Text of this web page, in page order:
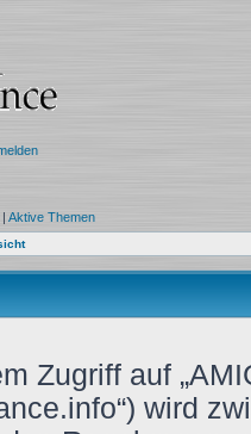
| Aktive Themen
Zugriff auf
wird